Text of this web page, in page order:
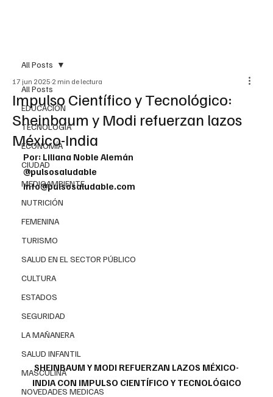
All Posts
EDUCACIÓN
TECNOLOGÍA
ECONOMÍA
CIUDAD
MEDIOAMBIENTE
NUTRICIÓN
FEMENINA
TURISMO
SALUD EN EL SECTOR PÚBLICO
CULTURA
ESTADOS
SEGURIDAD
LA MAÑANERA
SALUD INFANTIL
MASCULINA
NOVEDADES MEDICAS
All Posts
Impulso Científico y Tecnológico:
Sheinbaum y Modi refuerzan lazos
México-India
17 jun 2025 2 min de lectura
Por: Liliana Noble Alemán
@pulsosaludable
info@pulsosaludable.com
SHEINBAUM Y MODI REFUERZAN LAZOS MÉXICO-
INDIA CON IMPULSO CIENTÍFICO Y TECNOLÓGICO